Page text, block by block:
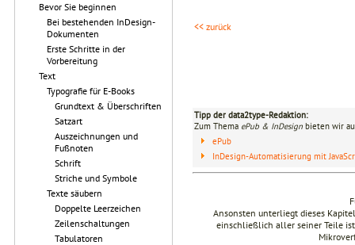
Bevor Sie beginnen
Bei bestehenden InDesign-
Dokumenten
Erste Schritte in der
Vorbereitung
Text
Typografie für E-Books
Grundtext & Überschriften
Satzart
Auszeichnungen und
Fußnoten
Schrift
Striche und Symbole
Texte säubern
Doppelte Leerzeichen
Zeilenschaltungen
Tabulatoren
<< zurück
Tipp der data2type-Redaktion:
Zum Thema ePub & InDesign bieten wir
ePub
InDesign-Automatisierung mit
Ansonsten unterliegt dieses
einschließlich aller seiner Teile